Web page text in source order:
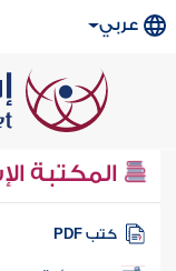
عربي
المكتبة
كتب PDF